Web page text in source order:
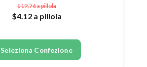
$19.76a pillola
$4.12 a pillola
Seleziona Confezione